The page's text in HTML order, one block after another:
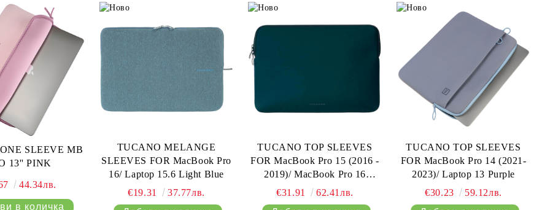
SLEEVE MB
13'' PINK
44.34лв.
TUCANO MELANGE
SLEEVES FOR MacBook Pro
16/ Laptop 15.6 Light Blue
€19.31
37.77лв.
TUCANO TOP SLEEVES
FOR MacBook Pro 15 (2016 -
2019)/ MacBook Pro 16
(2019)/MacBook Pro 16 (2021-
€31.91 62.41лв.
TUCANO TOP SLEEVES
FOR MacBook Pro 14 (2021-
2023)/ Laptop 13 Purple
€30.23
59.12лв.